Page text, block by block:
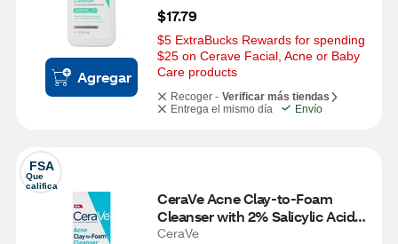
Agregar
$17.79
$5 ExtraBucks Rewards for spending
$25 on Cerave Facial, Acne or Baby
Care products
Recoger - Verificar más tiendas
Entrega el mismo día
Envío
FSA
Que
califica
CeraVe Acne Clay-to-Foam
Cleanser with 2% Salicylic Acid,
4 OZ
CeraVe